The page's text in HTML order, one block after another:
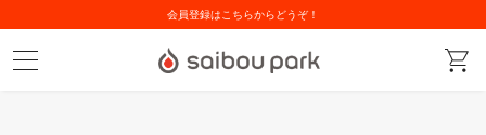
会員登録はこちらからどうぞ！